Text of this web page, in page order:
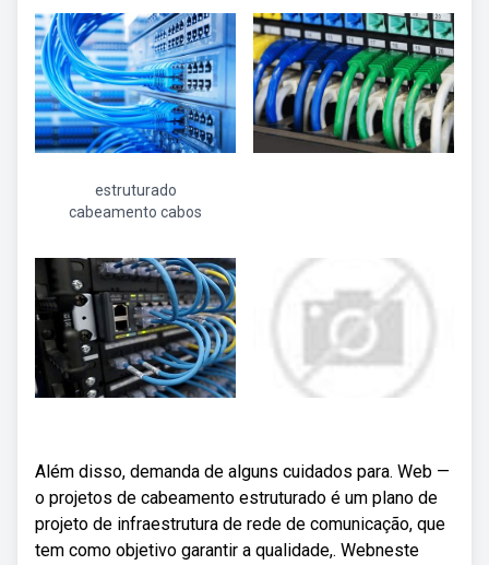
estruturado
cabeamento cabos
Além disso, demanda de alguns cuidados para. Web —
o projetos de cabeamento estruturado é um plano de
projeto de infraestrutura de rede de comunicação, que
tem como objetivo garantir a qualidade,. Webneste